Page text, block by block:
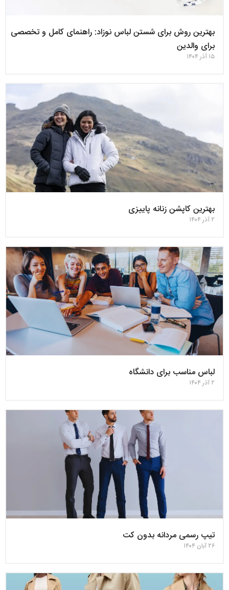
بهترین روش برای شستن لباس نوزاد: راهنمای کامل و تخصصی
برای والدین
۱۵ آذر ۱۴۰۴
بهترین کاپشن زنانه پاییزی
۲ آذر ۱۴۰۴
لباس مناسب برای دانشگاه
۲ آذر ۱۴۰۴
تیپ رسمی مردانه بدون کت
۲۶ آبان ۱۴۰۴